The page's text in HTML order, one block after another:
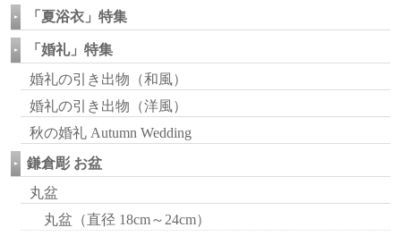
「夏浴衣」特集
「婚礼」特集
婚礼の引き出物（和風）
婚礼の引き出物（洋風）
秋の婚礼 Autumn Wedding
鎌倉彫 お盆
丸盆
丸盆（直径 18cm～24cm）